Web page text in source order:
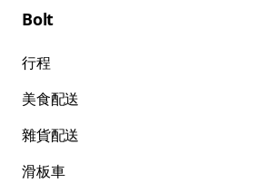
Bolt
行程
美食配送
雜貨配送
滑板車